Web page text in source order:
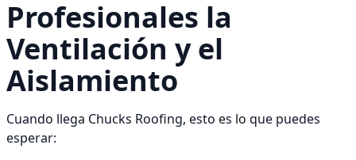
Profesionales la
Ventilación y el
Aislamiento
Cuando llega Chucks Roofing, esto es lo que puedes
esperar: